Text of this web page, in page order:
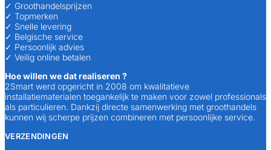
✓ Groothandelsprijzen
✓ Topmerken
✓ Snelle levering
✓ Belgische service
✓ Persoonlijk advies
✓ Veilig online betalen
Hoe willen we dat realiseren ?
2Smart werd opgericht in 2008 om kwalitatieve
installatiematerialen toegankelijk te maken voor zowel professionals
als particulieren. Dankzij directe samenwerking met groothandels
kunnen wij scherpe prijzen combineren met persoonlijke service.
VERZENDINGEN